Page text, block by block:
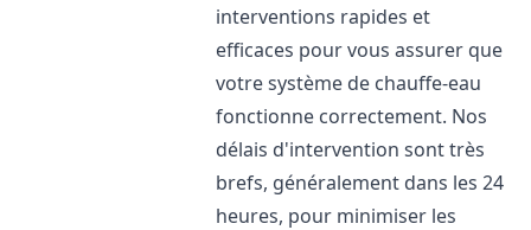
interventions rapides et
efficaces pour vous assurer que
votre système de chauffe-eau
fonctionne correctement. Nos
délais d'intervention sont très
brefs, généralement dans les 24
heures, pour minimiser les